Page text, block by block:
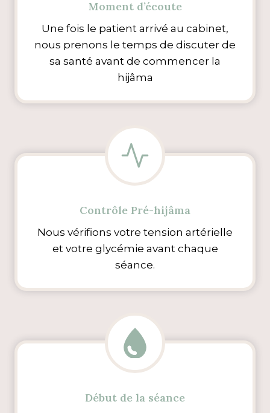
Moment d’écoute
Une fois le patient arrivé au cabinet,
nous prenons le temps de discuter de
sa santé avant de commencer la
hijâma
Contrôle Pré-hijâma
Nous vérifions votre tension artérielle
et votre glycémie avant chaque
séance.
Début de la séance